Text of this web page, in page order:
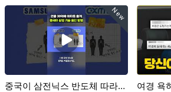
New
중국이 삼전닉스 반도체 따라잡은 비결은…"훔쳤어요"｜크…